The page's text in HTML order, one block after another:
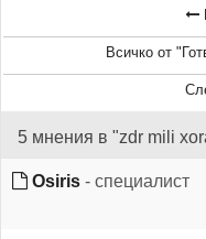
Всичко от
5 мнения в "zdr mili
Osiris - специалист